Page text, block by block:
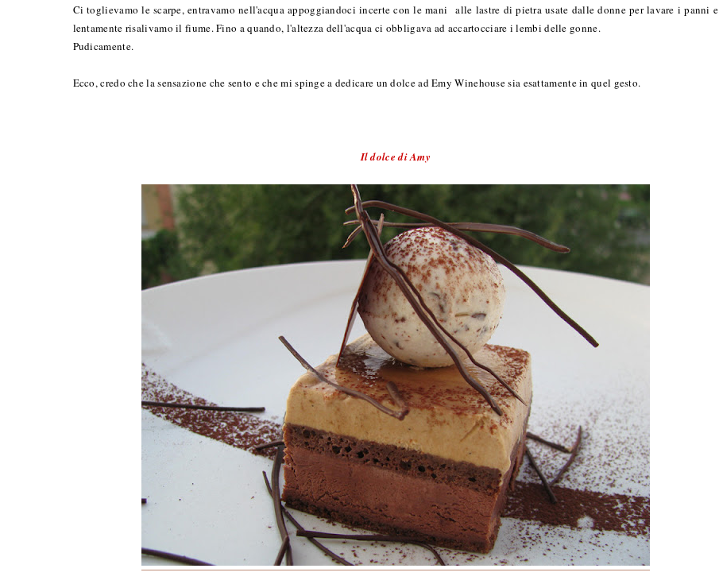
Ci toglievamo le scarpe, entravamo nell'acqua appoggiandoci incerte con le mani alle lastre di pietra usate dalle donne per lavare i panni e
lentamente risalivamo il fiume. Fino a quando, l'altezza dell'acqua ci obbligava ad accartocciare i lembi delle gonne.
Pudicamente.
Ecco, credo che la sensazione che sento e che mi spinge a dedicare un dolce ad Emy Winehouse sia esattamente in quel gesto.
Il dolce di Amy